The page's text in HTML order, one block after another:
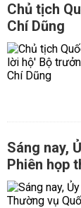
Chủ tịch
Chí Dũng
Sáng nay,
Phiên họp